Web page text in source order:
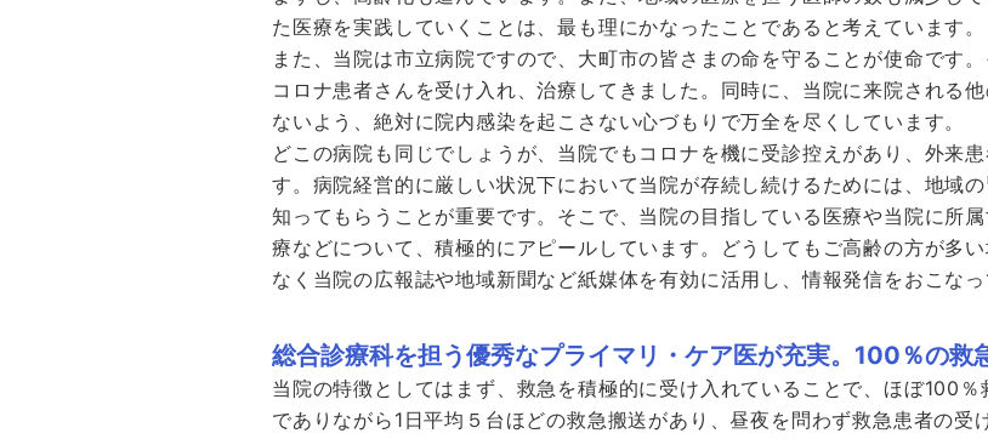
た医療を実践していくことは、最も理にかなったことであると考えています。
また、当院は市立病院ですので、大町市の皆さまの命を守ることが使命です
コロナ患者さんを受け入れ、治療してきました。同時に、当院に来院される
ないよう、絶対に院内感染を起こさない心づもりで万全を尽くしています。
どこの病院も同じでしょうが、当院でもコロナを機に受診控えがあり、外来
す。病院経営的に厳しい状況下において当院が存続し続けるためには、地域
知ってもらうことが重要です。そこで、当院の目指している医療や当院に所
療などについて、積極的にアピールしています。どうしてもご高齢の方が多
なく当院の広報誌や地域新聞など紙媒体を有効に活用し、情報発信をおこなっ
総合診療科を担う優秀なプライマリ・ケア医が充実。100％の救
当院の特徴としてはまず、救急を積極的に受け入れていることで、ほぼ100
でありながら1日平均５台ほどの救急搬送があり、昼夜を問わず救急患者の受